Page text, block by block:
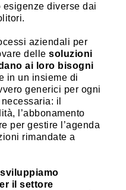
diverse dai
aziendali per
delle soluzioni
ai loro bisogni
in un insieme di
generici per ogni
il
l’abbonamento
per gestire l’agenda
rimandate a
sviluppiamo
il settore